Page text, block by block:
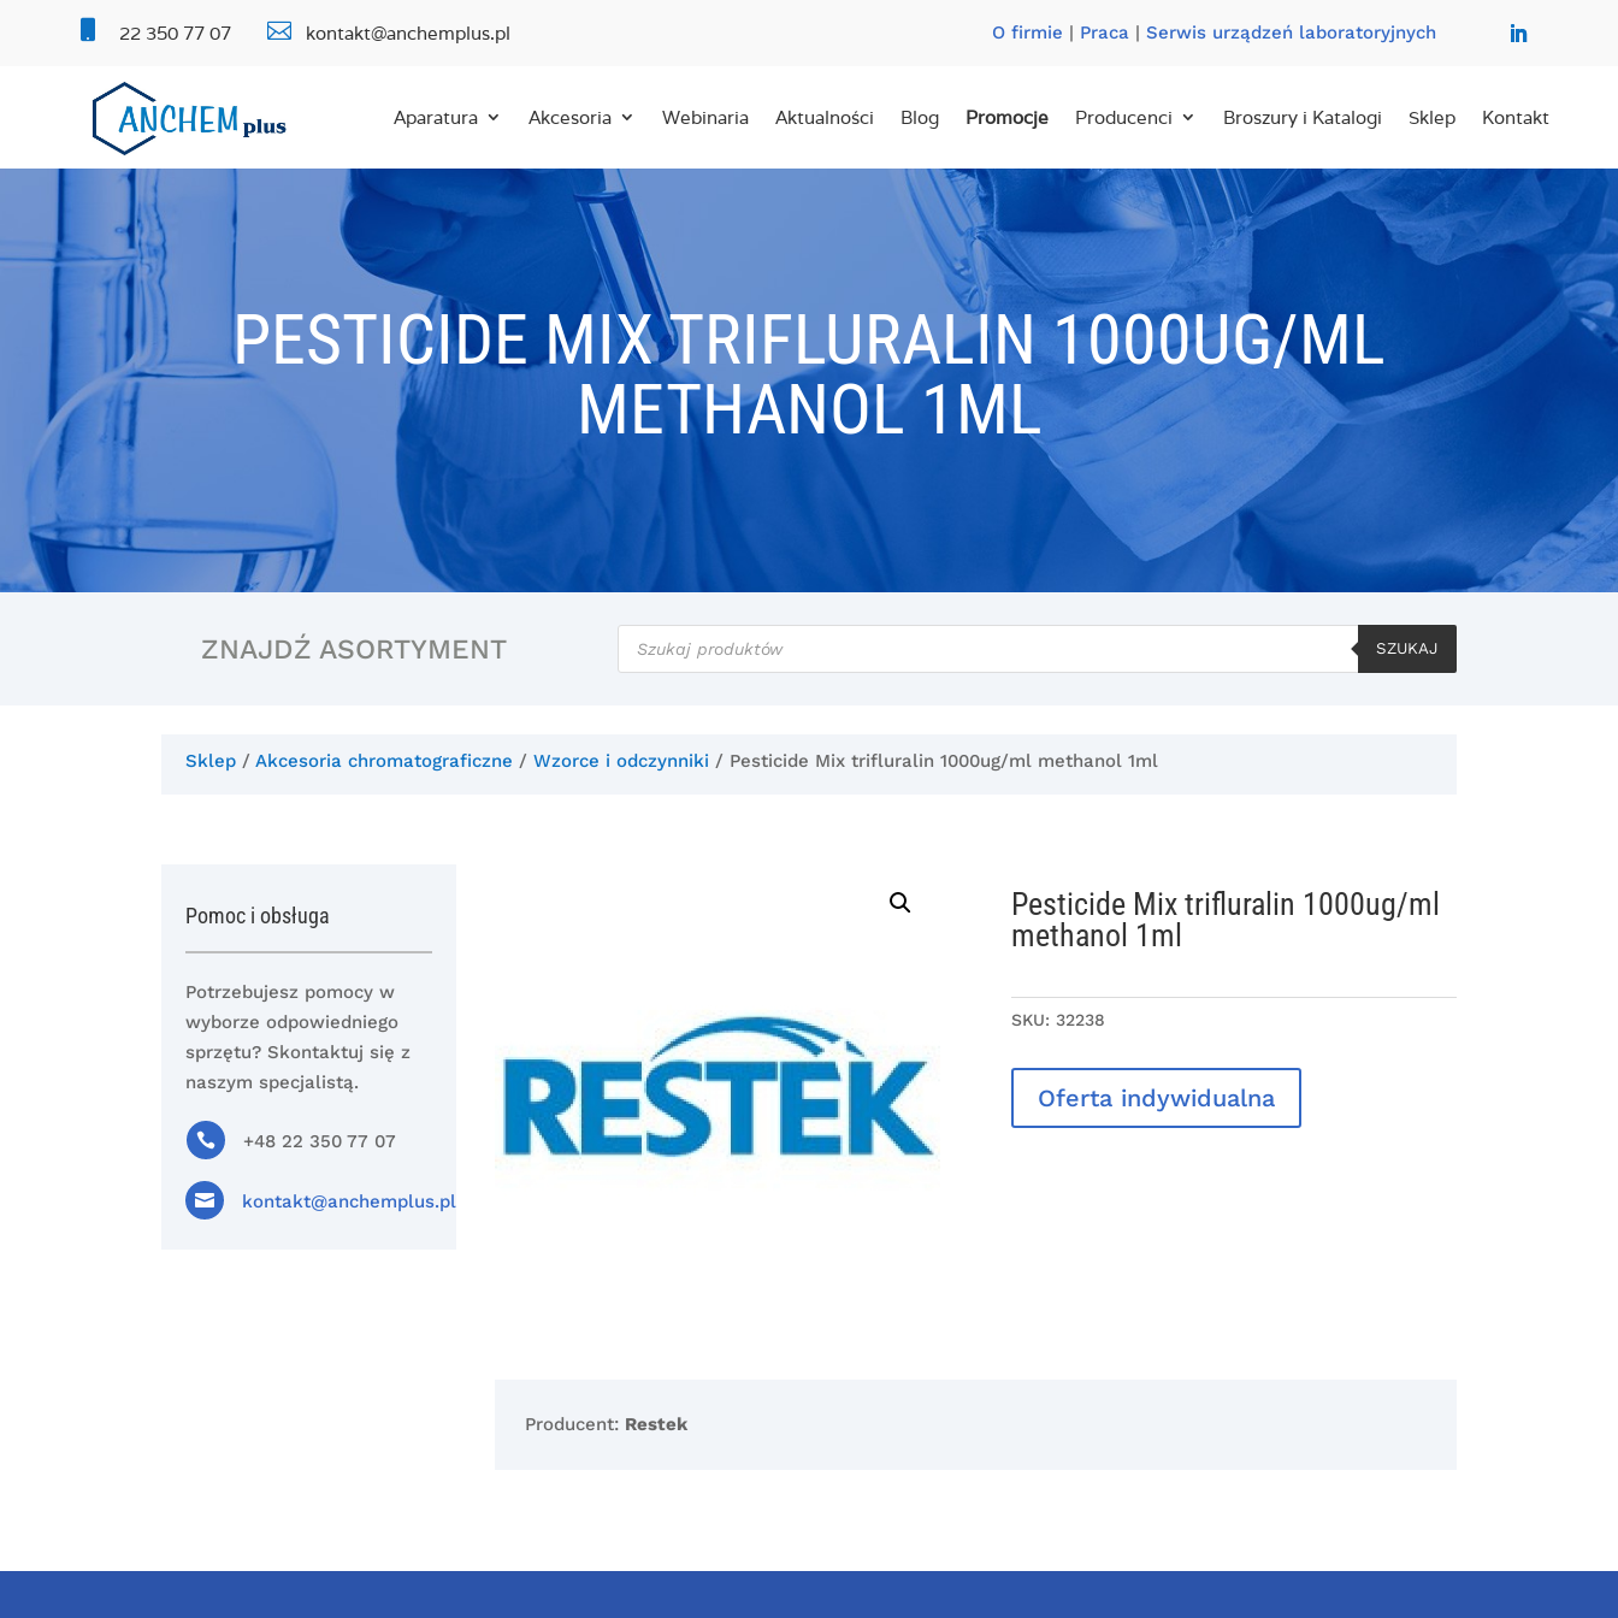
22 350 77 07  kontakt@anchemplus.pl O firmie | Praca| Serwis urządzeń laboratoryjnych
Aparatura Akcesoria Webinaria Aktualności Blog Promocje Producenci Broszury i Katalogi Sklep Kontakt
PESTICIDE MIX TRIFLURALIN 1000UG/ML
METHANOL 1ML
ZNAJDŹ ASORTYMENT
Wyszukiwarka
produktów
SZUKAJ
Sklep /Akcesoria chromatograficzne /Wzorce i odczynniki / Pesticide Mix trifluralin 1000ug/ml methanol 1ml
Pomoc i obsługa
Potrzebujesz pomocy w
wyborze odpowiedniego
sprzętu? Skontaktuj się z
naszym specjalistą.
 +48 22 350 77 07
 kontakt@anchemplus.pl
Pesticide Mix trifluralin 1000ug/ml
methanol 1ml
SKU:32238
Oferta indywidualna
Producent: Restek